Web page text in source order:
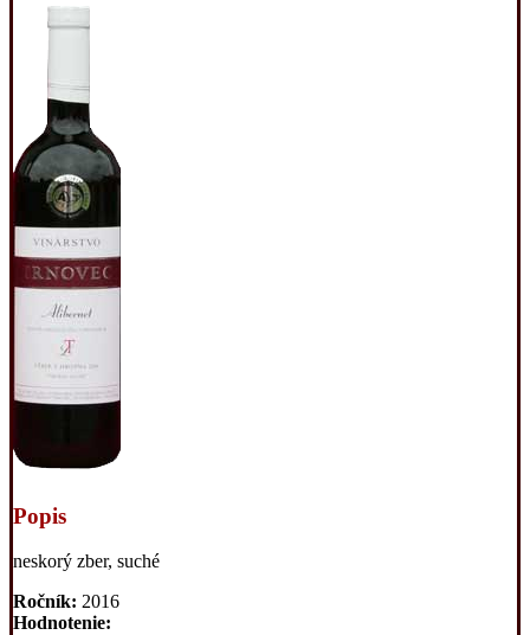
Popis
neskorý zber, suché
Ročník: 2016
Hodnotenie: